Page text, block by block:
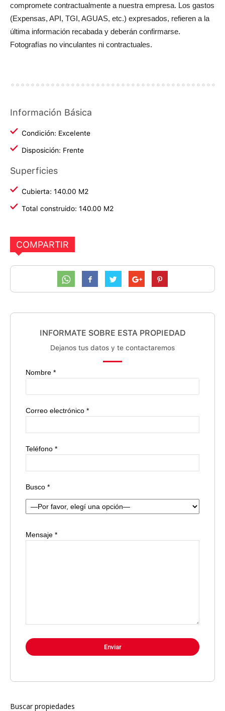
compromete contractualmente a nuestra empresa. Los gastos
(Expensas, API, TGI, AGUAS, etc.) expresados, refieren a la
última información recabada y deberán confirmarse.
Fotografías no vinculantes ni contractuales.
Información Básica
Condición: Excelente
Disposición: Frente
Superficies
Cubierta: 140.00 M2
Total construido: 140.00 M2
COMPARTIR
INFORMATE SOBRE ESTA PROPIEDAD
Dejanos tus datos y te contactaremos
Nombre *
Correo electrónico *
Teléfono *
Busco *
Mensaje *
Buscar propiedades